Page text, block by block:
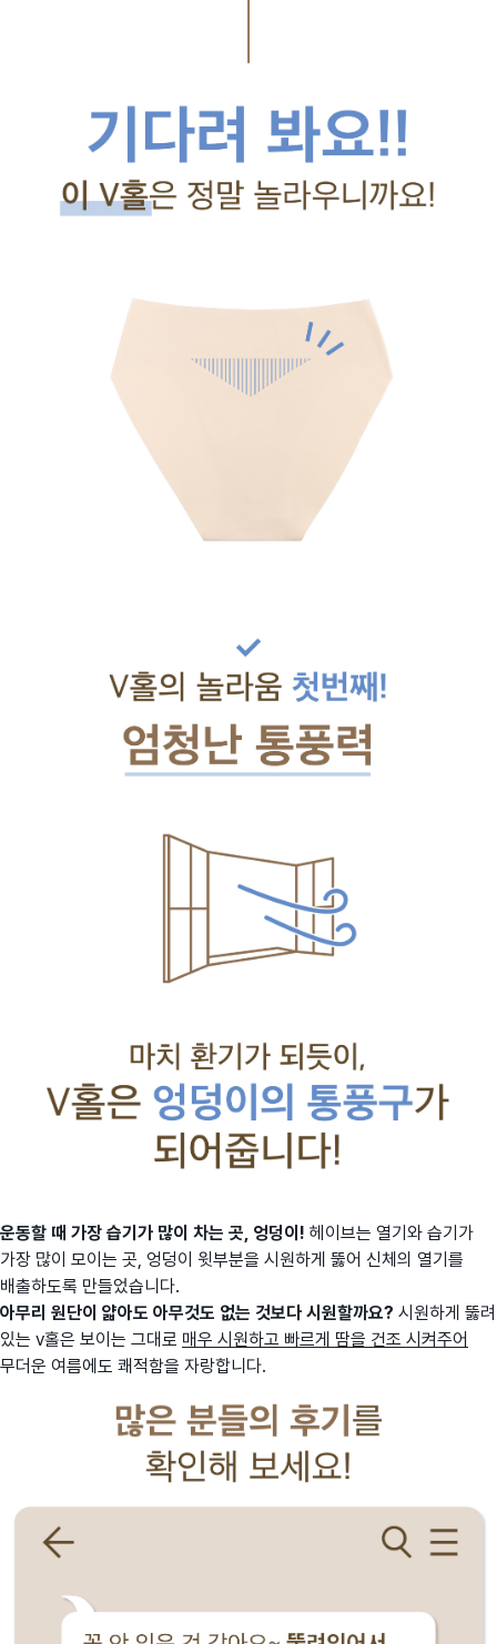
운동할 때 가장 습기가 많이 차는 곳, 엉덩이! 헤이브는 열기와 습기가
가장 많이 모이는 곳, 엉덩이 윗부분을 시원하게 뚫어 신체의 열기를
배출하도록 만들었습니다.
아무리 원단이 얇아도 아무것도 없는 것보다 시원할까요? 시원하게 뚫려
있는 v홀은 보이는 그대로 매우 시원하고 빠르게 땀을 건조 시켜주어
무더운 여름에도 쾌적함을 자랑합니다.